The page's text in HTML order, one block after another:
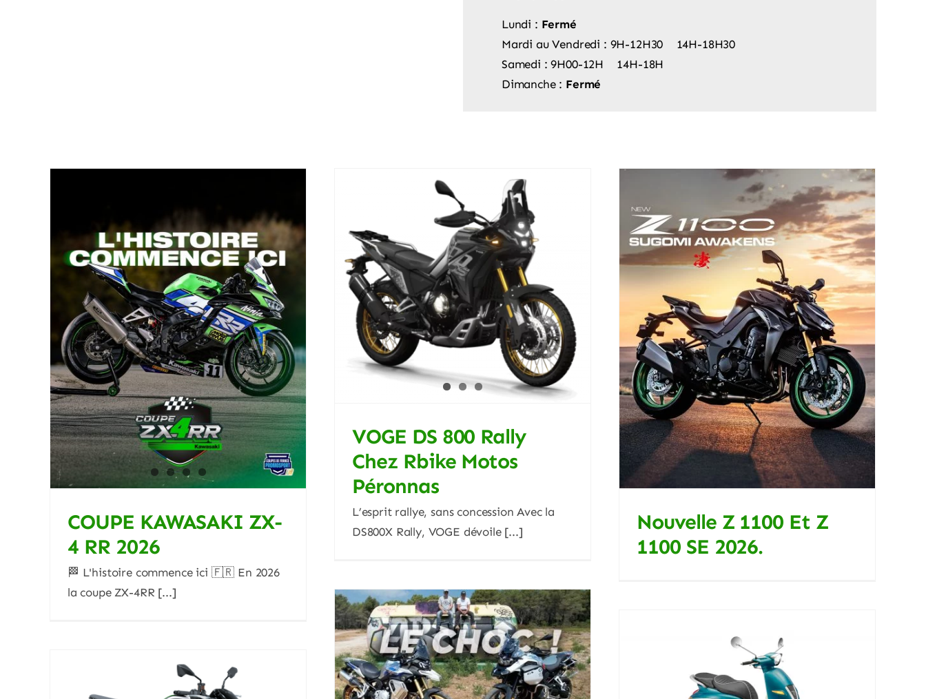
Lundi : Fermé
Mardi au Vendredi : 9H-12H30 14H-18H30
Samedi : 9H00-12H 14H-18H
Dimanche : Fermé
COUPE KAWASAKI ZX-
4 RR 2026
🏁 L'histoire commence ici 🇫🇷 En 2026
la coupe ZX-4RR [...]
VOGE DS 800 Rally Chez
Rbike Motos Péronnas
ACTUALITES Blog
VOGE DS 800 Rally
Chez Rbike Motos
Péronnas
L’esprit rallye, sans concession Avec la
DS800X Rally, VOGE dévoile [...]
Nouvelle Z 1100 Et Z 1100 SE
2026.
ACTUALITES Blog
Nouvelle Z 1100 Et Z
1100 SE 2026.
VOGE DS900X
PEUGEOT 50 DJANGO